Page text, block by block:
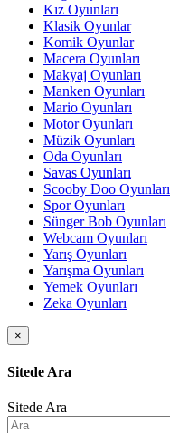
Kız Oyunları
Klasik Oyunlar
Komik Oyunlar
Macera Oyunları
Makyaj Oyunları
Manken Oyunları
Mario Oyunları
Motor Oyunları
Müzik Oyunları
Oda Oyunları
Savas Oyunları
Scooby Doo Oyunları
Spor Oyunları
Sünger Bob Oyunları
Webcam Oyunları
Yarış Oyunları
Yarışma Oyunları
Yemek Oyunları
Zeka Oyunları
×
Sitede Ara
Sitede Ara